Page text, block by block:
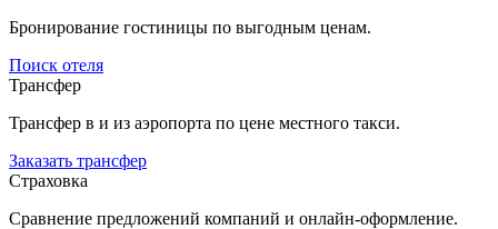
Бронирование гостиницы по выгодным ценам.
Поиск отеля
Трансфер
Трансфер в и из аэропорта по цене местного такси.
Заказать трансфер
Страховка
Сравнение предложений компаний и онлайн-оформление.